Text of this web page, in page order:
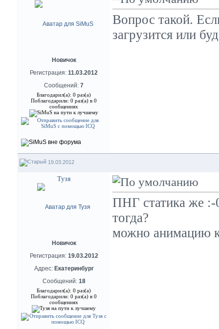
Новичок
Регистрация: 11.03.2012
Сообщений: 7
Благодарил(а): 0 раз(а)
Поблагодарили: 0 раз(а) в 0
сообщениях
Вопрос такой.
загрузится или
19.03.2012
Тузя
Новичок
Регистрация: 19.03.2012
Адрес: Екатеринбург
Сообщений: 18
Благодарил(а): 0 раз(а)
Поблагодарили: 0 раз(а) в 0
сообщениях
ПНГ статика же :-
тогда?
можно анимацию